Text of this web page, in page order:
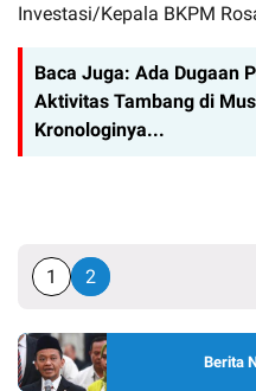
Investasi/Kepala BKPM
Baca Juga: Ada Dugaan
Aktivitas Tambang di
Kronologinya...
1 2
Berita